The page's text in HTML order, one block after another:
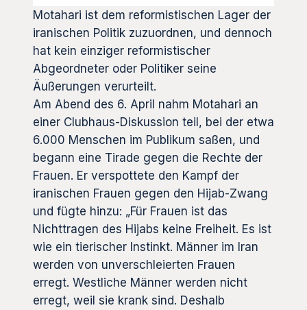
Motahari ist dem reformistischen Lager der
iranischen Politik zuzuordnen, und dennoch
hat kein einziger reformistischer
Abgeordneter oder Politiker seine
Äußerungen verurteilt.
Am Abend des 6. April nahm Motahari an
einer Clubhaus-Diskussion teil, bei der etwa
6.000 Menschen im Publikum saßen, und
begann eine Tirade gegen die Rechte der
Frauen. Er verspottete den Kampf der
iranischen Frauen gegen den Hijab-Zwang
und fügte hinzu: „Für Frauen ist das
Nichttragen des Hijabs keine Freiheit. Es ist
wie ein tierischer Instinkt. Männer im Iran
werden von unverschleierten Frauen
erregt. Westliche Männer werden nicht
erregt, weil sie krank sind. Deshalb